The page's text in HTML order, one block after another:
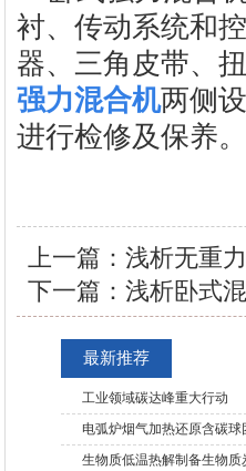
衬、传动系统和
器、三角皮带、
强力混合机两侧
进行检修及保养。
上一篇： 浅析无重
下一篇： 浅析卧式
最新推荐
工业领域碳达峰重大行动
电弧炉烟气加热还原含碳球
生物质低温热解制备生物质